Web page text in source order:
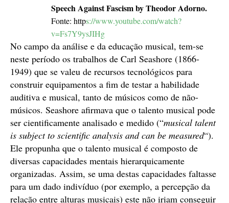
Speech Against Fascism by Theodor Adorno.
Fonte: https://www.youtube.com/watch?
v=Fs7Y9ysJIHg
No campo da análise e da educação musical, tem-se
neste período os trabalhos de Carl Seashore (1866-
1949) que se valeu de recursos tecnológicos para
construir equipamentos a fim de testar a habilidade
auditiva e musical, tanto de músicos como de não-
músicos. Seashore afirmava que o talento musical pode
ser cientificamente analisado e medido (“musical talent
is subject to scientific analysis and can be measured“).
Ele propunha que o talento musical é composto de
diversas capacidades mentais hierarquicamente
organizadas. Assim, se uma destas capacidades faltasse
para um dado indivíduo (por exemplo, a percepção da
relação entre alturas musicais) este não iriam conseguir